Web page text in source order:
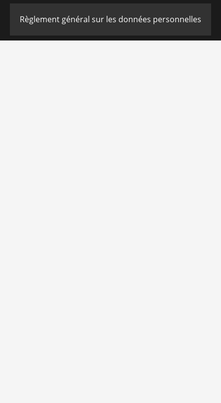
Règlement général sur les données personnelles